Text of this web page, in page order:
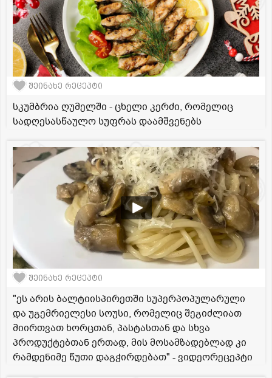
შეინახე რეცეპტი
სკუმბრია ღუმელში - ცხელი კერძი, რომელიც
სადღესასწაულო სუფრას დაამშვენებს
შეინახე რეცეპტი
"ეს არის ბალტიისპირეთში სუპერპოპულარული
და უგემრიელესი სოუსი, რომელიც შეგიძლიათ
მიირთვათ ხორცთან, პასტასთან და სხვა
პროდუქტებთან ერთად, მის მოსამზადებლად კი
რამდენიმე წუთი დაგჭირდებათ" - ვიდეორეცეპტი